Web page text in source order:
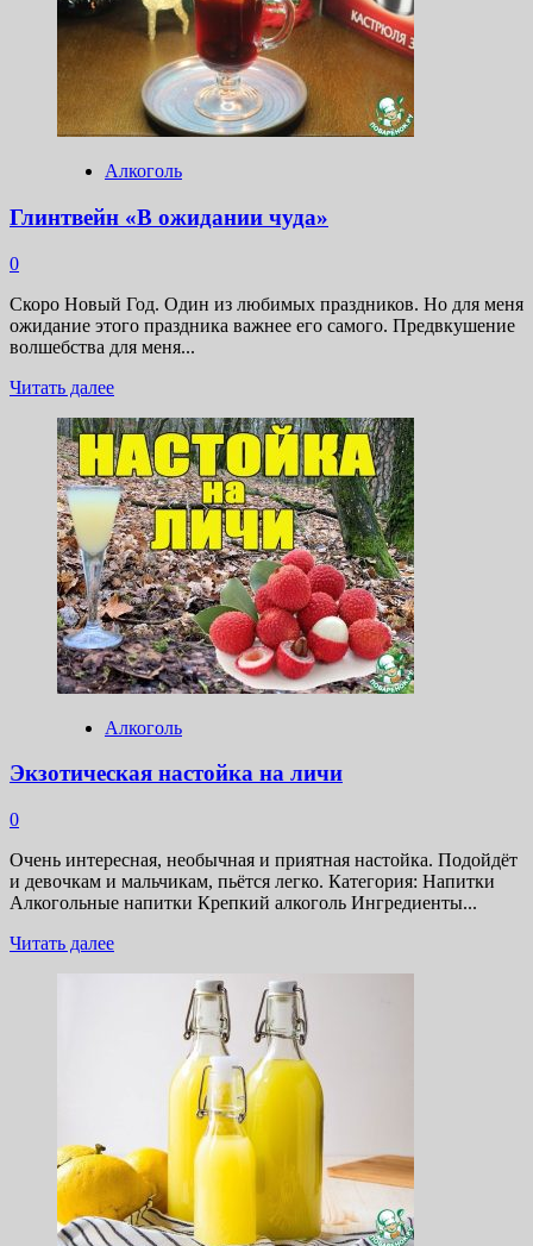
Алкоголь
Глинтвейн «В ожидании чуда»
0
Скоро Новый Год. Один из любимых праздников. Но для меня
ожидание этого праздника важнее его самого. Предвкушение
волшебства для меня...
Читать далееПрочитать
о
Глинтвейн
«В
ожидании
чуда»
Алкоголь
Экзотическая настойка на личи
0
Очень интересная, необычная и приятная настойка. Подойдёт
и девочкам и мальчикам, пьётся легко. Категория: Напитки
Алкогольные напитки Крепкий алкоголь Ингредиенты...
Читать далееПрочитать
Экзотическая
настойка